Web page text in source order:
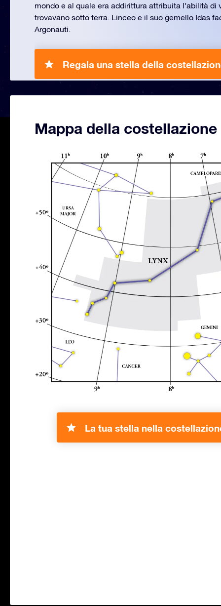
mondo e al quale era addirittura attribuita l’abilità di
trovavano sotto terra. Linceo e il suo gemello Idas
Argonauti.
Regala una stella della
Mappa della costellazione
La tua stella nella